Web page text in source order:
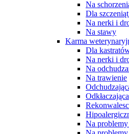
Na
Dla
Na nerki i
Na stawy
Karma
Dla
Na nerki i
Na
Na trawienie
Odkłaczająca
Na